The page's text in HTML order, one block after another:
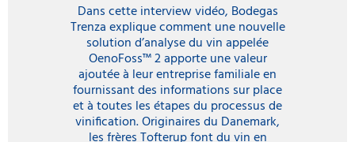
Dans cette interview vidéo, Bodegas
Trenza explique comment une nouvelle
solution d’analyse du vin appelée
OenoFoss™ 2 apporte une valeur
ajoutée à leur entreprise familiale en
fournissant des informations sur place
et à toutes les étapes du processus de
vinification. Originaires du Danemark,